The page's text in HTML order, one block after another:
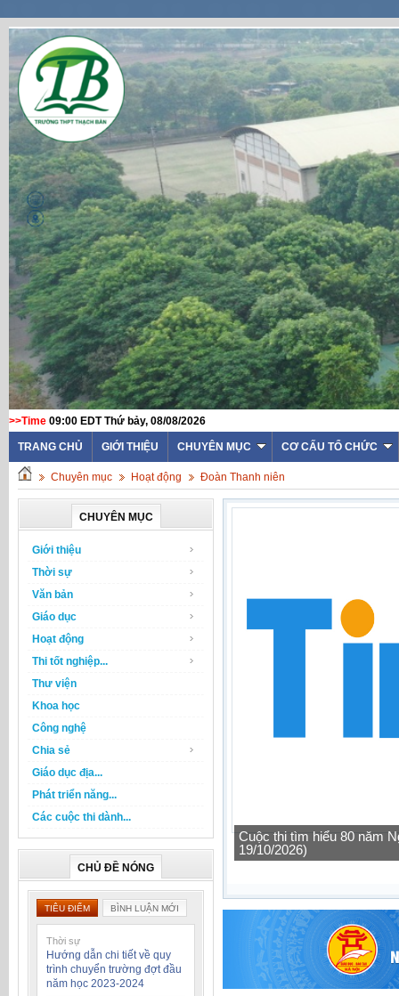
>>Time 09:00 EDT Thứ bảy, 08/08/2026
TRANG CHỦ
GIỚI THIỆU CHUYÊN MỤC CƠ CẤU TỔ CHỨC
Chuyên mục Hoạt động Đoàn Thanh niên
CHUYÊN MỤC
Giới thiệu
Thời sự
Văn bản
Giáo dục
Hoạt động
Thi tốt nghiệp...
Thư viện
Khoa học
Công nghệ
Chia sẻ
Giáo dục địa...
Phát triển năng...
Các cuộc thi dành...
CHỦ ĐỀ NÓNG
TIÊU ĐIỂM BÌNH LUẬN MỚI
Thời sự
Hướng dẫn chi tiết về quy
trình chuyển trường đợt đầu
năm học 2023-2024
Tìm hiểu một số quy định